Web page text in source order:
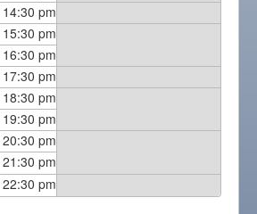
14:30 pm
15:30 pm
16:30 pm
17:30 pm
18:30 pm
19:30 pm
20:30 pm
21:30 pm
22:30 pm